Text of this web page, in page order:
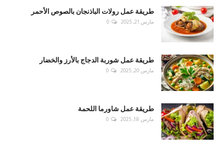
طريقة عمل رولات الباذنجان بالصوص الأحمر
مارس 21, 2025 0
طريقة عمل شوربة الدجاج بالأرز والخضار
مارس 20, 2025 0
طريقة عمل شاورما اللحمة
مارس 18, 2025 0